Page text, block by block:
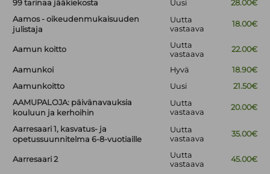
99 tarinaa jääkiekosta
Uusi
28.00€
Aamos - oikeudenmukaisuuden
julistaja
Uutta
vastaava
18.00€
Aamun koitto
Uutta
vastaava
22.00€
Aamunkoi Hyvä
18.90€
Aamunkoitto
Uusi
21.50€
AAMUPALOJA: päivänavauksia
kouluun ja kerhoihin
Uutta
vastaava
20.00€
Aarresaari 1, kasvatus- ja
opetussuunnitelma 6-8-vuotiaille
Uutta
vastaava
35.00€
Aarresaari 2
Uutta
vastaava
45.00€